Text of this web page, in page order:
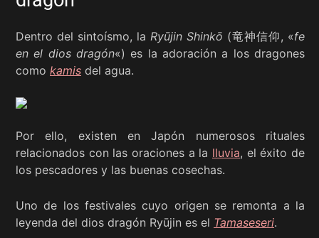
Dentro del sintoísmo, la Ryūjin Shinkō (竜神信仰, «fe
en el dios dragón«) es la adoración a los dragones
como kamis del agua.
Por ello, existen en Japón numerosos rituales
relacionados con las oraciones a la lluvia, el éxito de
los pescadores y las buenas cosechas.
Uno de los festivales cuyo origen se remonta a la
leyenda del dios dragón Ryūjin es el Tamaseseri.